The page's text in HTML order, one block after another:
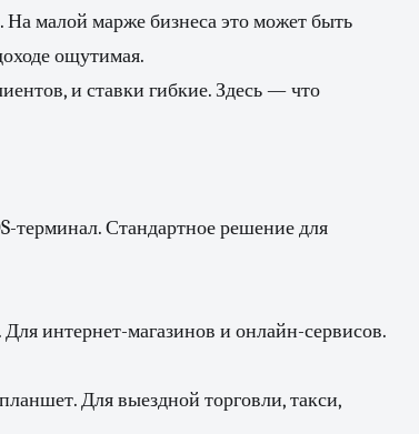
малой марже бизнеса это может быть
ощутимая.
и ставки гибкие. Здесь — что
терминал. Стандартное решение для
интернет-магазинов и онлайн-сервисов.
Для выездной торговли, такси,